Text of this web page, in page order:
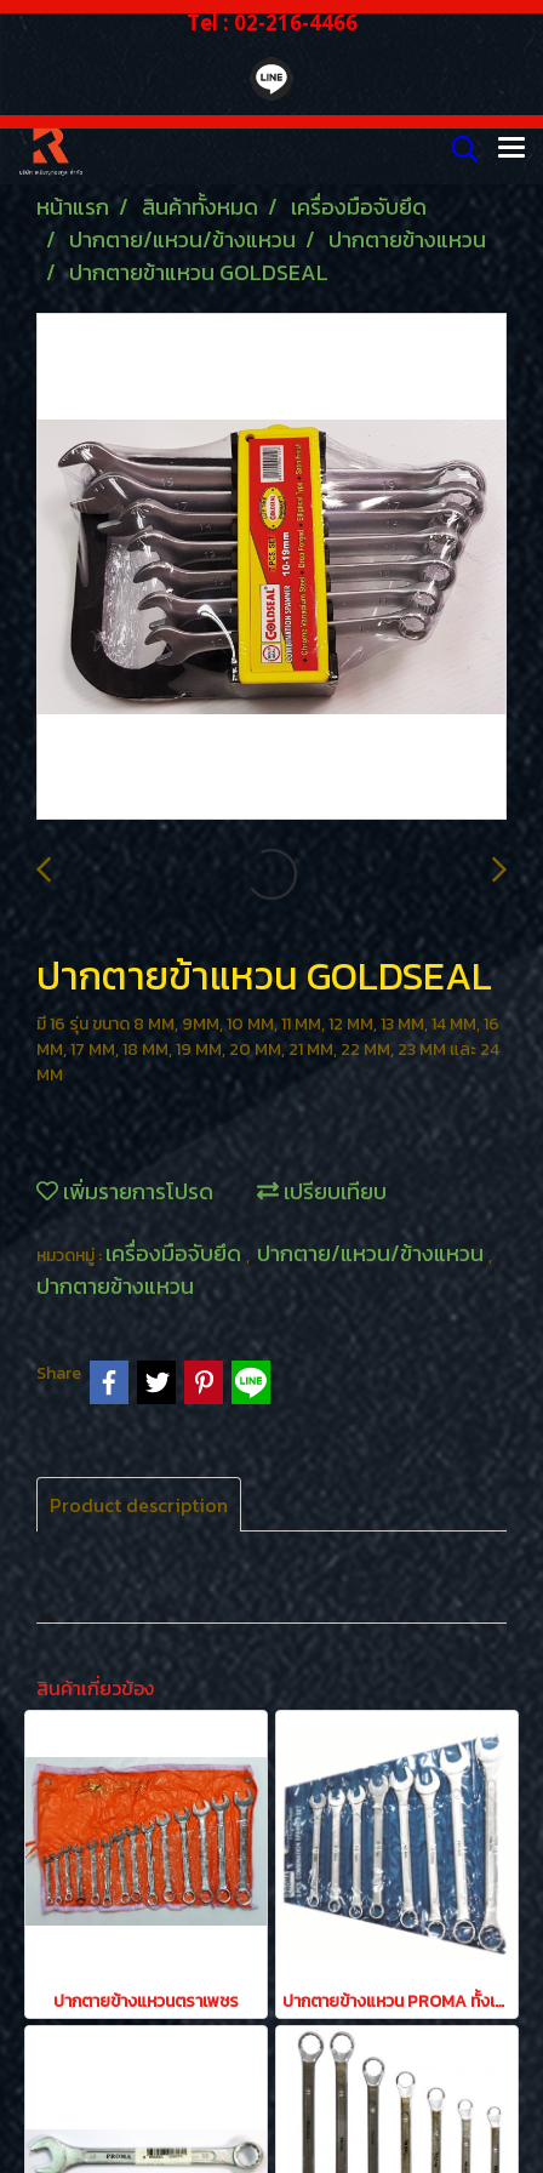
Tel : 02-216-4466
หน้าแรก สินค้าทั้งหมด
เครื่องมือจับยึด
ปากตาย/แหวน/ข้างแหวน
ปากตายข้างแหวน
ปากตายข้าแหวน GOLDSEAL
ปากตายข้าแหวน GOLDSEAL
มี 16 รุ่น ขนาด 8 MM, 9MM, 10 MM, 11 MM, 12 MM, 13 MM, 14 MM, 16
MM, 17 MM, 18 MM, 19 MM, 20 MM, 21 MM, 22 MM, 23 MM และ 24
MM
เพิ่มรายการโปรด เปรียบเทียบ
หมวดหมู่ :เครื่องมือจับยึด , ปากตาย/แหวน/ข้างแหวน ,
ปากตายข้างแหวน
Share
Product description
สินค้าเกี่ยวข้อง
ปากตายข้างแหวนตราเพชร ปากตายข้างแหวน PROMA ทั้งเดี่ยวและชุด